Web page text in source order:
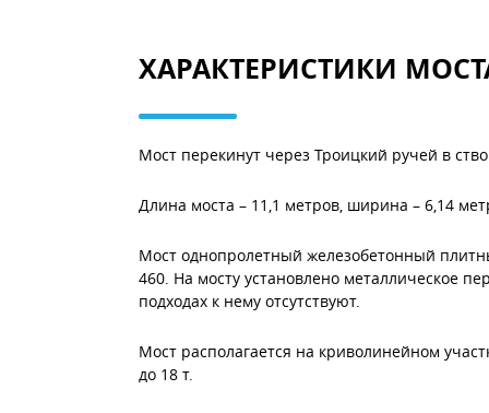
ХАРАКТЕРИСТИКИ
Мост перекинут через Троицкий ручей в
Длина моста – 11,1 метров, ширина – 6,14
Мост однопролетный железобетонный
460. На мосту установлено металлическое
подходах к нему отсутствуют.
Мост располагается на криволинейном
до 18 т.